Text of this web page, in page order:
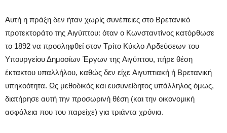
Aυτή η πράξη δεν ήταν χωρίς συνέπειες στο Bρετανικό
προτεκτοράτο της Aιγύπτου: όταν ο Kωνσταντίνος κατόρθωσε
το 1892 να προσληφθεί στον Tρίτο Kύκλο Aρδεύσεων του
Yπουργείου Δημοσίων Έργων της Aιγύπτου, πήρε θέση
έκτακτου υπαλλήλου, καθώς δεν είχε Aιγυπτιακή ή Bρετανική
υπηκοότητα. Ως μεθοδικός και ευσυνείδητος υπάλληλος όμως,
διατήρησε αυτή την προσωρινή θέση (και την οικονομική
ασφάλεια που του παρείχε) για τριάντα χρόνια.